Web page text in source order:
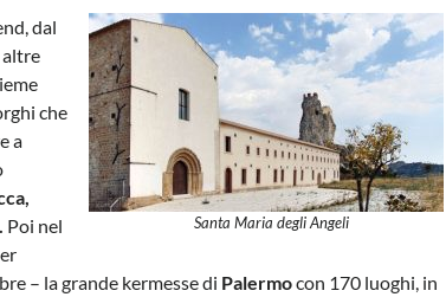
Santa Maria degli Angeli
dal
altre
che
a
Poi nel
– la grande kermesse di Palermocon 170 luoghi, in